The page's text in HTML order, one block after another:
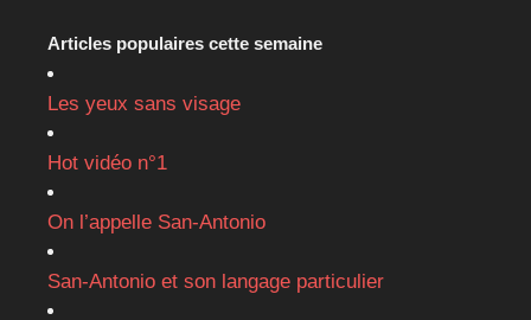
Articles populaires cette semaine
Les yeux sans visage
Hot vidéo n°1
On l’appelle San-Antonio
San-Antonio et son langage particulier